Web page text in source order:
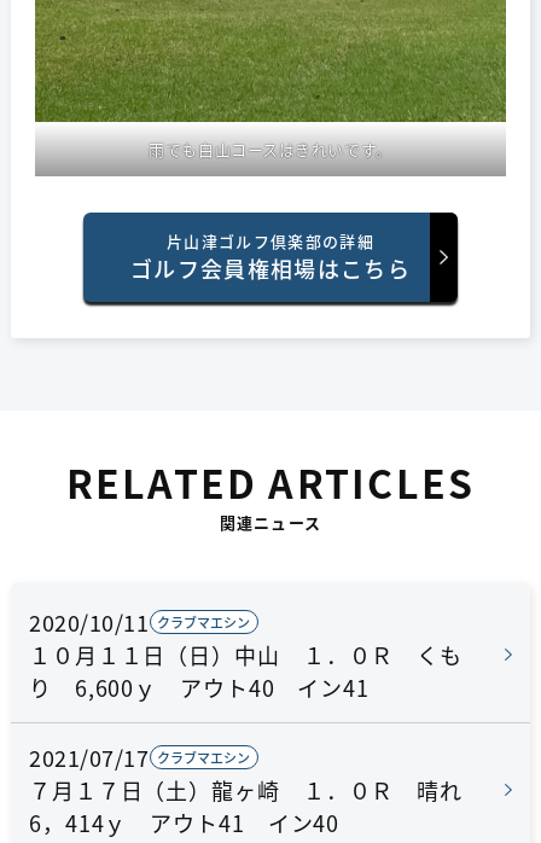
雨でも白山コースはきれいです。
片山津ゴルフ倶楽部の詳細
ゴルフ会員権相場はこちら
RELATED ARTICLES
関連ニュース
2020/10/11 クラブマエシン
１０月１１日（日）中山 １．０Ｒ くも
り 6,600ｙ アウト40 イン41
2021/07/17 クラブマエシン
７月１７日（土）龍ヶ崎 １．０Ｒ 晴れ
6，414ｙ アウト41 イン40